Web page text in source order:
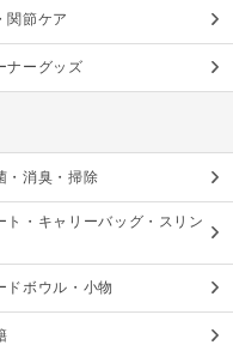
関節ケア
ナーグッズ
・消臭・掃除
ト・キャリーバッグ・スリン
ドボウル・小物